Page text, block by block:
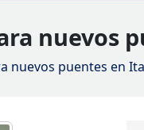
nuevos
nuevos puentes en